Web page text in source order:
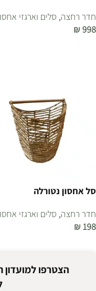
חדר רחצה, סלים וארגזי
₪998
סל אחסון נטורלה
חדר רחצה, סלים וארגזי
₪ 198
הצטרפו למועדון